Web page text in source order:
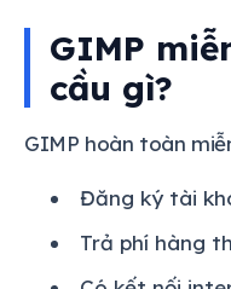
GIMP
cầu gì?
GIMP hoàn toàn
Đăng ký tài
Trả phí hàng